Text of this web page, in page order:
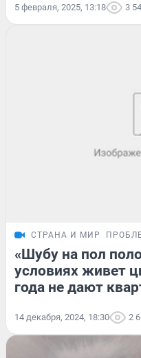
5 февраля, 2025, 13:18 3
СТРАНА И МИР
«Шубу на пол
условиях живет
года не дают
14 декабря, 2024, 18:30 2